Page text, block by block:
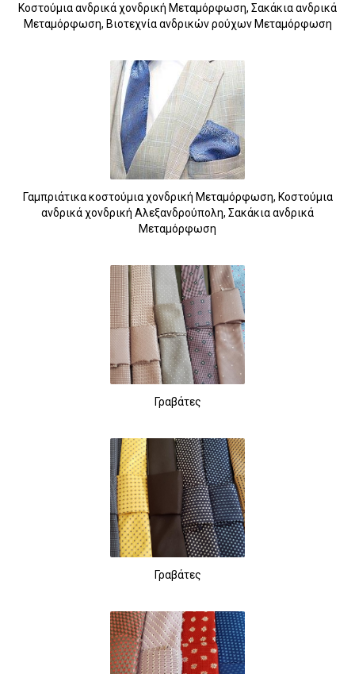
Κοστούμια ανδρικά χονδρική Μεταμόρφωση, Σακάκια ανδρικά
Μεταμόρφωση, Βιοτεχνία ανδρικών ρούχων Μεταμόρφωση
Γαμπριάτικα κοστούμια χονδρική Μεταμόρφωση, Κοστούμια
ανδρικά χονδρική Αλεξανδρούπολη, Σακάκια ανδρικά
Μεταμόρφωση
Γραβάτες
Γραβάτες